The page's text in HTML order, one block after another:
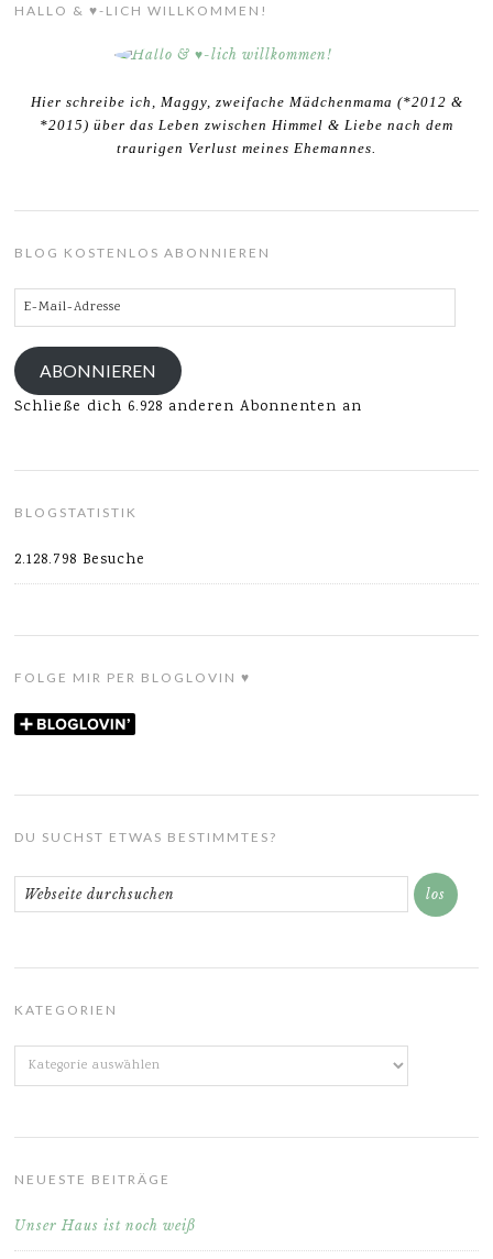
HALLO & ♥-LICH WILLKOMMEN!
Hier schreibe ich, Maggy, zweifache Mädchenmama (*2012 &
*2015) über das Leben zwischen Himmel & Liebe nach dem
traurigen Verlust meines Ehemannes.
BLOG KOSTENLOS ABONNIEREN
E-
Mail-
Adresse
ABONNIEREN
Schließe dich 6.928 anderen Abonnenten an
BLOGSTATISTIK
2.128.798 Besuche
FOLGE MIR PER BLOGLOVIN ♥
DU SUCHST ETWAS BESTIMMTES?
KATEGORIEN
Kategorien
NEUESTE BEITRÄGE
Unser Haus ist noch weiß